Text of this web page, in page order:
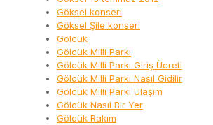
Göksel konseri
Göksel Şile konseri
Gölcük
Gölcük Milli Parkı
Gölcük Milli Parkı Giriş Ücreti
Gölcük Milli Parkı Nasıl Gidilir
Gölcük Milli Parkı Ulaşım
Gölcük Nasıl Bir Yer
Gölcük Rakım